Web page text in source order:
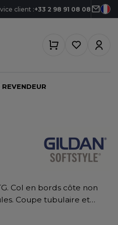
client :+33 2 98 91 08 08
Coupe tubulaire et